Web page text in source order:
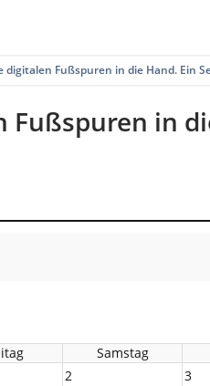
digitalen Fußspuren in die Hand. Ein
in
Samstag
2 3